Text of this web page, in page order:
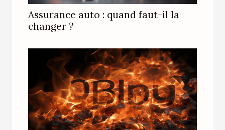
Assurance auto : quand faut-il la
changer ?